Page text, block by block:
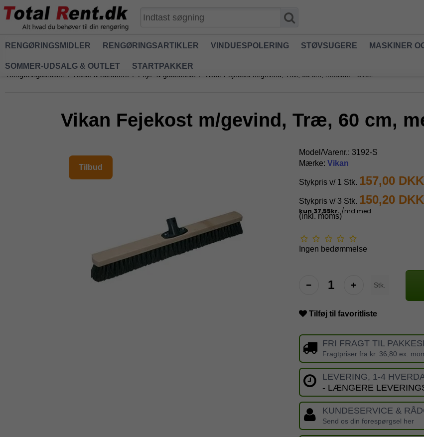
RENGØRINGSMIDLER RENGØRINGSARTIKLER VINDUESPOLERING STØVSUGERE MASKINER
SOMMER-UDSALG & OUTLET STARTPAKKER
Rengøringsartikler / Koste & Skrabere / Feje- & gadekoste / Vikan Fejekost m/gevind, Træ, 60 cm, medium - 3192
Vikan Fejekost m/gevind, Træ, 60 cm,
Tilbud
Model/Varenr.: 3192-S
Mærke: Vikan
Stykpris v/ 1 Stk. 157,00 DKK
Stykpris v/ 3 Stk. 150,20 DKK
(inkl. moms)
Ingen bedømmelse
Stk.
Tilføj til favoritliste
FRI FRAGT TIL
Fragtpriser fra kr. 36,80 ex.
LEVERING, 1-4
- LÆNGERE
KUNDESERVICE &
Send os din forespørgsel her